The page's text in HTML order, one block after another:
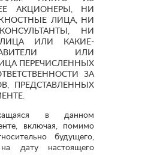
АКЦИОНЕРЫ, НИ
ЛИЦА, НИ
НИ
ИЛИ КАКИЕ-
ИЛИ
ПЕРЕЧИСЛЕННЫХ
ЗА
ПРЕДСТАВЛЕННЫХ
в данном
включая, помимо
будущего,
дату настоящего